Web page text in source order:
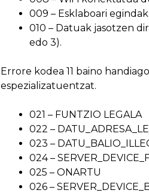
009 – Esklaboari
010 – Datuak jasotzen
edo 3).
Errore kodea 11 baino
espezializatuentzat.
021 – FUNTZIO LEGALA
022 –
023 –
024 –
025 – ONARTU
026 –